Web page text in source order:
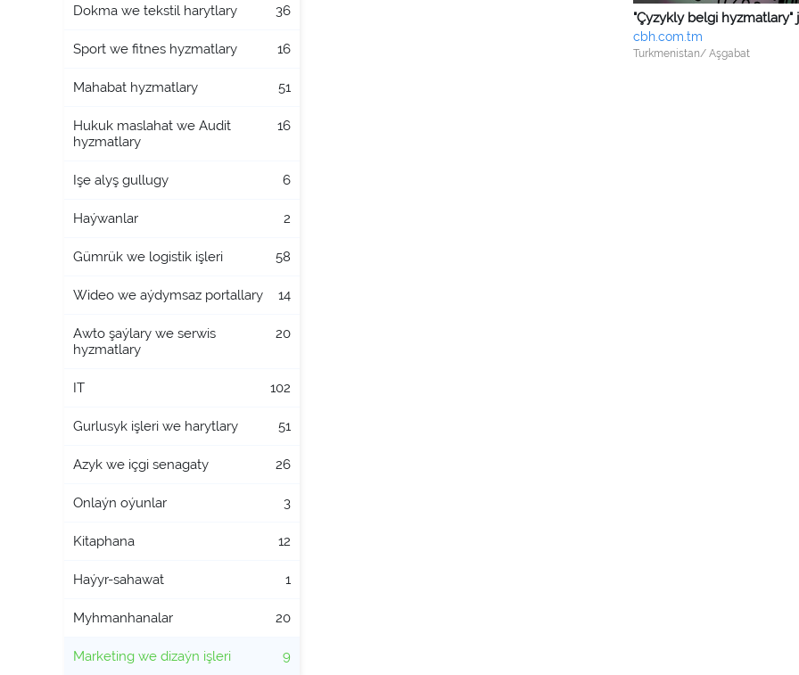
Dokma we tekstil harytlary 36
Sport we fitnes hyzmatlary 16
Mahabat hyzmatlary 51
Hukuk maslahat we Audit
hyzmatlary
16
Işe alyş gullugy 6
Haýwanlar 2
Gümrük we logistik işleri 58
Wideo we aýdymsaz portallary 14
Awto şaýlary we serwis
hyzmatlary
20
IT 102
Gurlusyk işleri we harytlary 51
Azyk we içgi senagaty 26
Onlaýn oýunlar 3
Kitaphana 12
Haýyr-sahawat 1
Myhmanhanalar 20
Marketing we dizaýn işleri 9
cbh.com.tm
Turkmenistan/ Aşgabat